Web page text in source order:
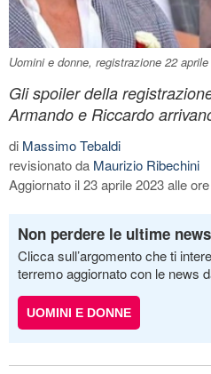
Uomini e donne, registrazione 22 aprile
Gli spoiler della
Armando e Riccardo
di Massimo Tebaldi
revisionato da Maurizio Ribechini
Aggiornato il 23 aprile 2023 alle
Non perdere le ultime news
Clicca sull’argomento che ti
terremo aggiornato con le news
UOMINI E DONNE